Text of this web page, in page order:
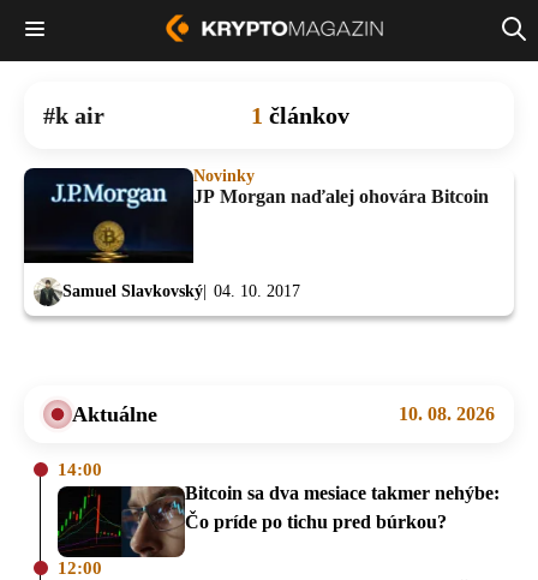
k air 1 článkov
Novinky
JP Morgan naďalej ohovára Bitcoin
Samuel Slavkovský 04. 10. 2017
Aktuálne 10. 08. 2026
14:00
Bitcoin sa dva mesiace takmer nehýbe:
Čo príde po tichu pred búrkou?
12:00